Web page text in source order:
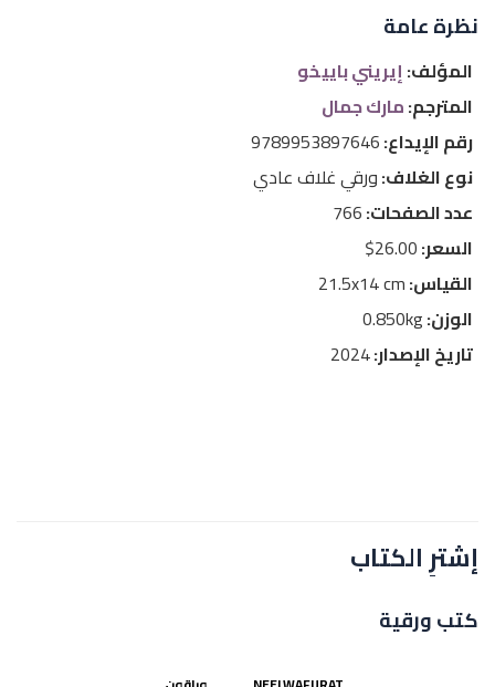
نظرة عامة
المؤلف:إيريني باييخو
المترجم:مارك جمال
رقم الإيداع:9789953897646
نوع الغلاف:ورقي غلاف عادي
عدد الصفحات:766
السعر:26.00$
القياس:21.5x14 cm
الوزن:0.850kg
تاريخ الإصدار:2024
إشترِ الكتاب
كتب ورقية